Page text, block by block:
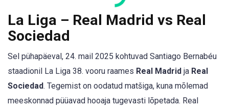
La Liga – Real Madrid vs Real
Sociedad
Sel pühapäeval, 24. mail 2025 kohtuvad Santiago Bernabéu
staadionil La Liga 38. vooru raames Real Madrid ja Real
Sociedad. Tegemist on oodatud matšiga, kuna mõlemad
meeskonnad püüavad hooaja tugevasti lõpetada. Real